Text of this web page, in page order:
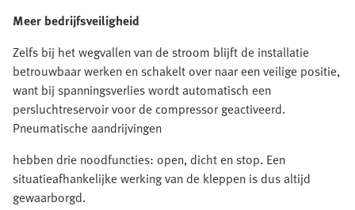
Meer bedrijfsveiligheid
Zelfs bij het wegvallen van de stroom blijft de installatie
betrouwbaar werken en schakelt over naar een veilige positie,
want bij spanningsverlies wordt automatisch een
persluchtreservoir voor de compressor geactiveerd.
Pneumatische aandrijvingen
hebben drie noodfuncties: open, dicht en stop. Een
situatieafhankelijke werking van de kleppen is dus altijd
gewaarborgd.